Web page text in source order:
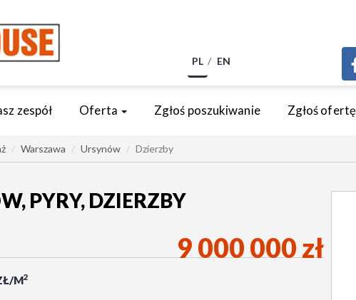
PL EN
zespół Oferta Zgłoś poszukiwanie Zgłoś ofertę
Warszawa Ursynów Dzierzby
PYRY, DZIERZBY
M2
9 000 000 zł